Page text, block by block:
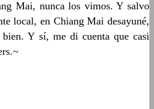
Mai, nunca los vimos. Y salvo
local, en Chiang Mai desayuné,
Y sí, me di cuenta que casi